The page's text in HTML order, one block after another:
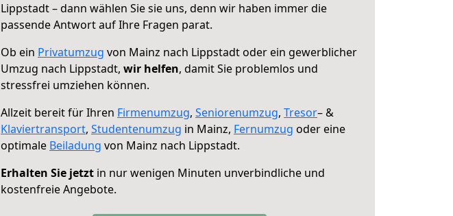
Lippstadt – dann wählen Sie sie uns, denn wir haben immer die
passende Antwort auf Ihre Fragen parat.
Ob ein Privatumzug von Mainz nach Lippstadt oder ein gewerblicher
Umzug nach Lippstadt, wir helfen, damit Sie problemlos und
stressfrei umziehen können.
Allzeit bereit für Ihren Firmenumzug, Seniorenumzug, Tresor– &
Klaviertransport, Studentenumzug in Mainz, Fernumzug oder eine
optimale Beiladung von Mainz nach Lippstadt.
Erhalten Sie jetzt in nur wenigen Minuten unverbindliche und
kostenfreie Angebote.